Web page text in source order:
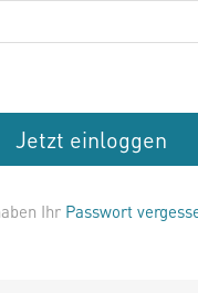
Jetzt einloggen
Ihr Passwort